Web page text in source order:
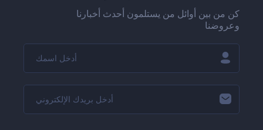
كن من بين أوائل من يستلمون أحدث أخبارنا
وعروضنا